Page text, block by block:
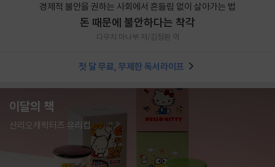
경제적 불안을 권하는 사회에서 흔들림 없이 살아가는 법
돈 때문에 불안하다는 착각
다우치 마나부 저/김정환 역
첫 달 무료, 무제한 독서라이프
이달의 책
산리오캐릭터즈 유리컵